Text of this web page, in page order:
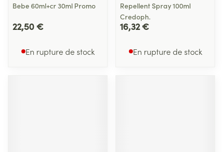
Bebe 60ml+cr 30ml Promo
22,50 €
En rupture de stock
Repellent Spray 100ml
Credoph.
16,32 €
En rupture de stock